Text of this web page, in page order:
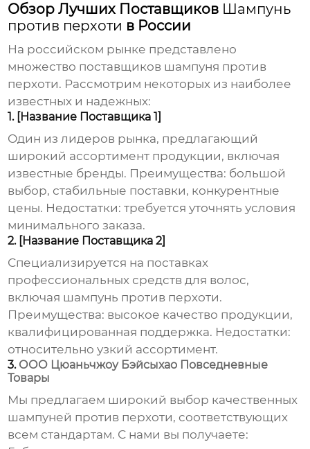
Обзор Лучших Поставщиков Шампунь
против перхоти в России
На российском рынке представлено
множество поставщиков шампуня против
перхоти. Рассмотрим некоторых из наиболее
известных и надежных:
1. [Название Поставщика 1]
Один из лидеров рынка, предлагающий
широкий ассортимент продукции, включая
известные бренды. Преимущества: большой
выбор, стабильные поставки, конкурентные
цены. Недостатки: требуется уточнять условия
минимального заказа.
2. [Название Поставщика 2]
Специализируется на поставках
профессиональных средств для волос,
включая шампунь против перхоти.
Преимущества: высокое качество продукции,
квалифицированная поддержка. Недостатки:
относительно узкий ассортимент.
3. ООО Цюаньчжоу Бэйсыхао Повседневные
Товары
Мы предлагаем широкий выбор качественных
шампуней против перхоти, соответствующих
всем стандартам. С нами вы получаете: